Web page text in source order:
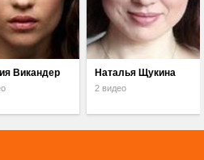
Викандер Наталья Щукина
2 видео